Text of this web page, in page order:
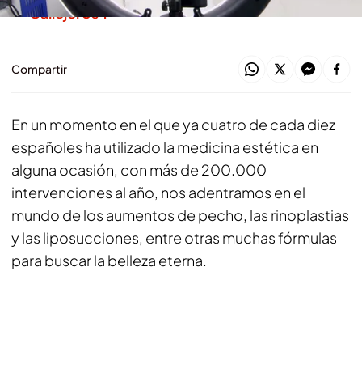
'Callejeros'!
Compartir
En un momento en el que ya cuatro de cada diez
españoles ha utilizado la medicina estética en
alguna ocasión, con más de 200.000
intervenciones al año, nos adentramos en el
mundo de los aumentos de pecho, las rinoplastias
y las liposucciones, entre otras muchas fórmulas
para buscar la belleza eterna.